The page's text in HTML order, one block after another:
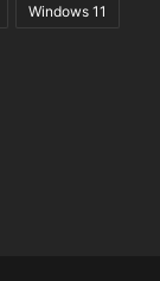
Windows 11